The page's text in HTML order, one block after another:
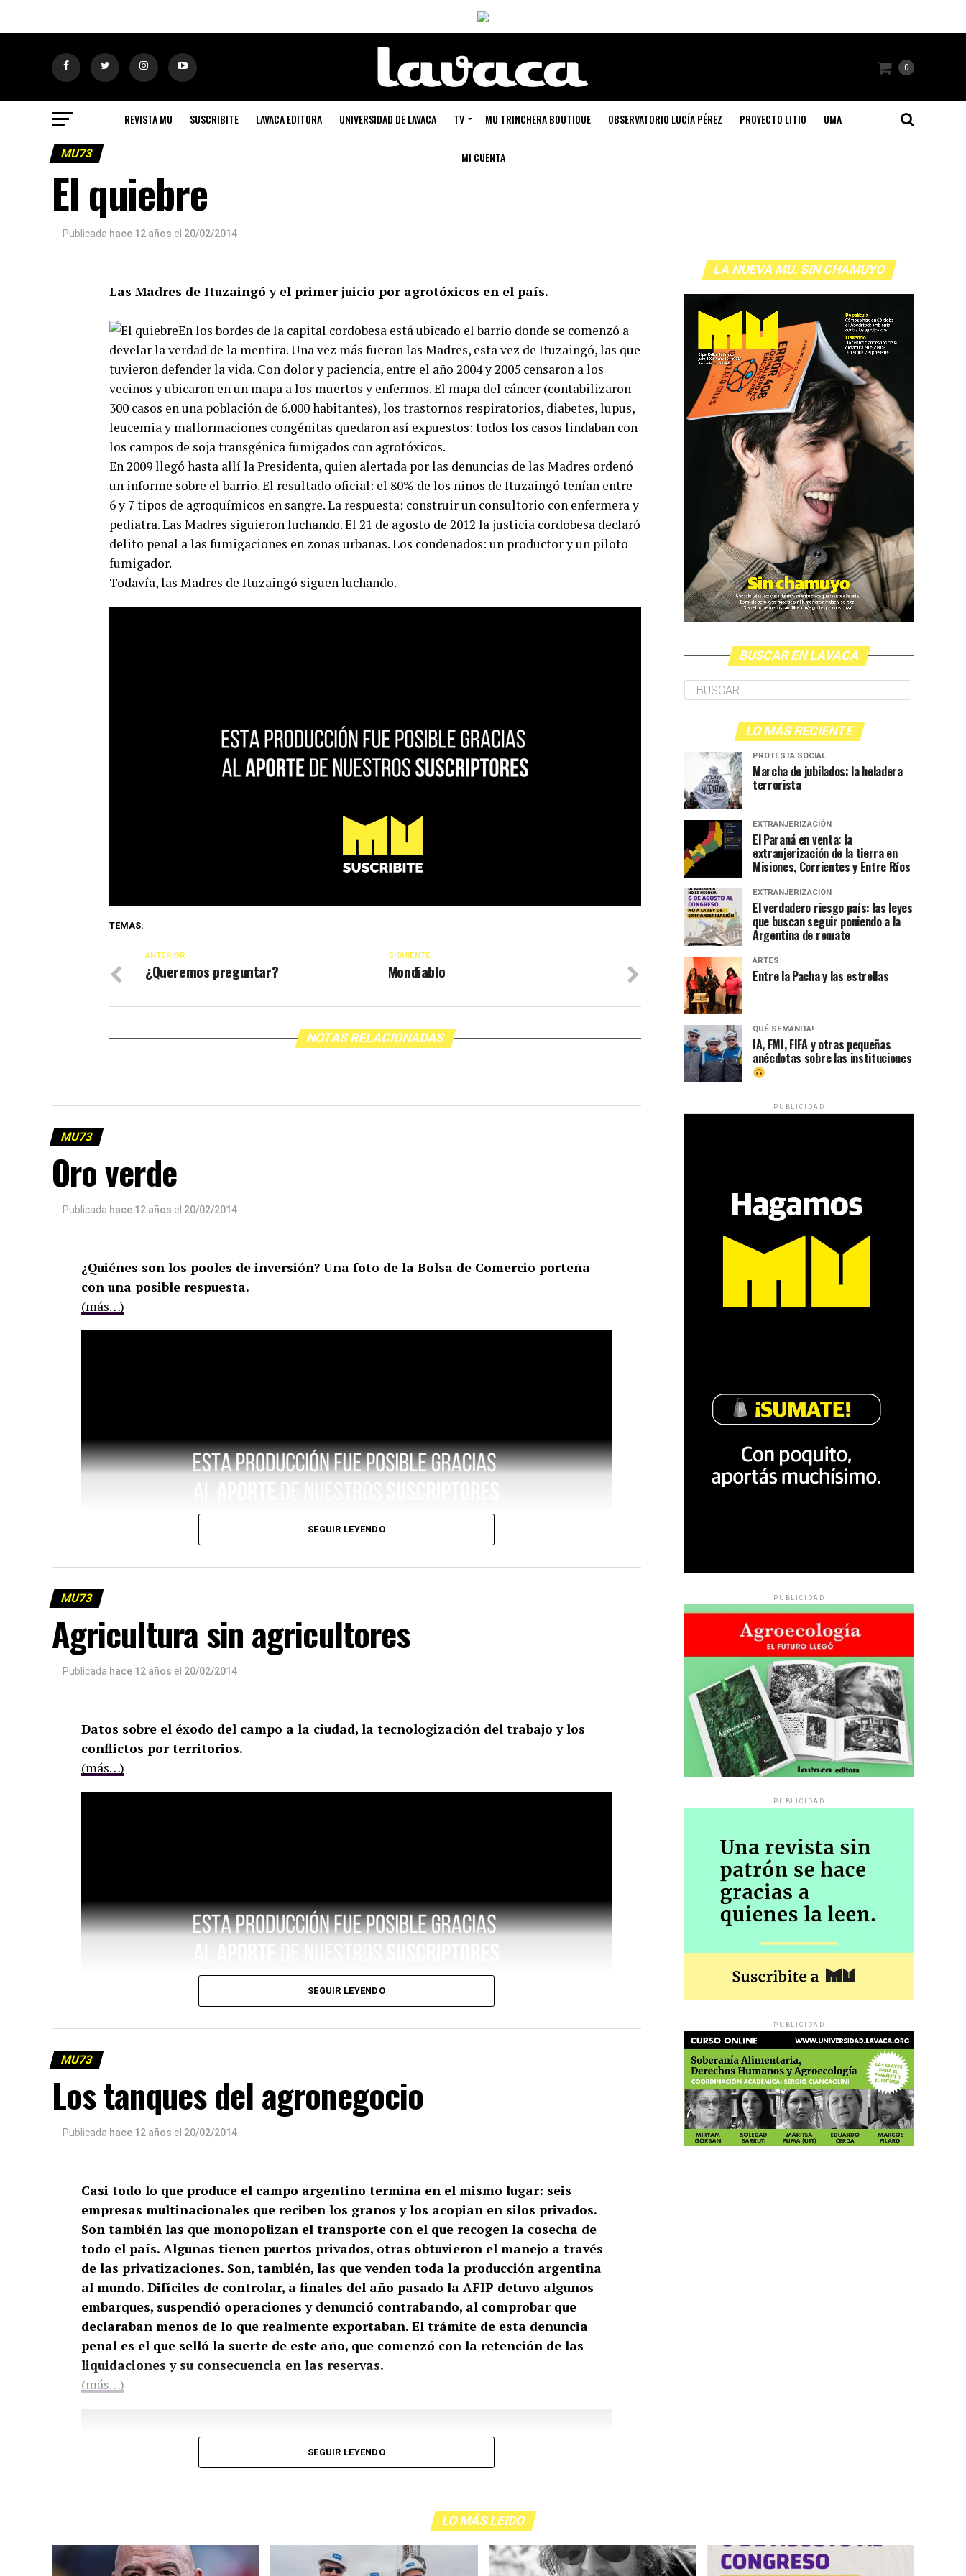
0
REVISTA MU SUSCRIBITE LAVACA EDITORA UNIVERSIDAD DE LAVACA TV MU TRINCHERA BOUTIQUE OBSERVATORIO LUCÍA PÉREZ PROYECTO LITIO UMA
MI CUENTA
MU73
El quiebre
Publicada hace 12 años el 20/02/2014
Las Madres de Ituzaingó y el primer juicio por agrotóxicos en el país.
En los bordes de la capital cordobesa está ubicado el barrio donde se comenzó a
develar la verdad de la mentira. Una vez más fueron las Madres, esta vez de Ituzaingó, las que
tuvieron defender la vida. Con dolor y paciencia, entre el año 2004 y 2005 censaron a los
vecinos y ubicaron en un mapa a los muertos y enfermos. El mapa del cáncer (contabilizaron
300 casos en una población de 6.000 habitantes), los trastornos respiratorios, diabetes, lupus,
leucemia y malformaciones congénitas quedaron así expuestos: todos los casos lindaban con
los campos de soja transgénica fumigados con agrotóxicos.
En 2009 llegó hasta allí la Presidenta, quien alertada por las denuncias de las Madres ordenó
un informe sobre el barrio. El resultado oficial: el 80% de los niños de Ituzaingó tenían entre
6 y 7 tipos de agroquímicos en sangre. La respuesta: construir un consultorio con enfermera y
pediatra. Las Madres siguieron luchando. El 21 de agosto de 2012 la justicia cordobesa declaró
delito penal a las fumigaciones en zonas urbanas. Los condenados: un productor y un piloto
fumigador.
Todavía, las Madres de Ituzaingó siguen luchando.
TEMAS:
SIGUIENTE
Mondiablo
ANTERIOR
¿Queremos preguntar?
NOTAS RELACIONADAS
MU73
Oro verde
Publicada hace 12 años el 20/02/2014
¿Quiénes son los pooles de inversión? Una foto de la Bolsa de Comercio porteña
con una posible respuesta.
(más…)
SEGUIR LEYENDO
MU73
Agricultura sin agricultores
Publicada hace 12 años el 20/02/2014
Datos sobre el éxodo del campo a la ciudad, la tecnologización del trabajo y los
conflictos por territorios.
(más…)
SEGUIR LEYENDO
MU73
Los tanques del agronegocio
Publicada hace 12 años el 20/02/2014
Casi todo lo que produce el campo argentino termina en el mismo lugar: seis
empresas multinacionales que reciben los granos y los acopian en silos privados.
Son también las que monopolizan el transporte con el que recogen la cosecha de
todo el país. Algunas tienen puertos privados, otras obtuvieron el manejo a través
de las privatizaciones. Son, también, las que venden toda la producción argentina
al mundo. Difíciles de controlar, a finales del año pasado la AFIP detuvo algunos
embarques, suspendió operaciones y denunció contrabando, al comprobar que
declaraban menos de lo que realmente exportaban. El trámite de esta denuncia
penal es el que selló la suerte de este año, que comenzó con la retención de las
liquidaciones y su consecuencia en las reservas.
(más…)
SEGUIR LEYENDO
LA NUEVA MU. SIN CHAMUYO
BUSCAR EN LAVACA
LO MÁS RECIENTE
PROTESTA SOCIAL
Marcha de jubilados: la heladera
terrorista
EXTRANJERIZACIÓN
El Paraná en venta: la
extranjerización de la tierra en
Misiones, Corrientes y Entre Ríos
EXTRANJERIZACIÓN
El verdadero riesgo país: las leyes
que buscan seguir poniendo a la
Argentina de remate
ARTES
Entre la Pacha y las estrellas
QUÉ SEMANITA!
IA, FMI, FIFA y otras pequeñas
anécdotas sobre las instituciones
PUBLICIDAD
PUBLICIDAD
PUBLICIDAD
PUBLICIDAD
LO MÁS LEIDO